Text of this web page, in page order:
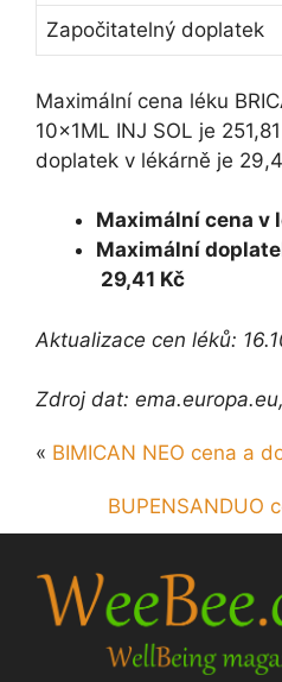
Započitatelný doplatek
Maximální cena léku
10x1ML INJ SOL je
doplatek v lékárně je
Maximální cena v
Maximální
29,41 Kč
Aktualizace cen léků:
Zdroj dat:
« BIMICAN NEO cena a
BUPENSANDUO